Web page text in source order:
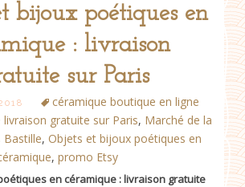
bijoux poétiques en
: livraison
sur Paris
céramique boutique en ligne
livraison gratuite sur Paris, Marché de la
Bastille, Objets et bijoux poétiques en
, promo Etsy
en céramique : livraison gratuite